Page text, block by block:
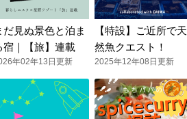
だ見ぬ景色と泊ま
宿｜【旅】連載
年02年13日更新
【特設】ご近所で天
然魚クエスト！
2025年12年08日更新